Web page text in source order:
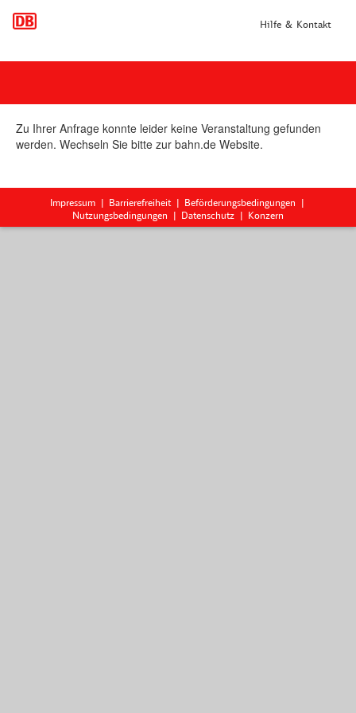
Hilfe & Kontakt
Zu Ihrer Anfrage konnte leider keine Veranstaltung gefunden
werden. Wechseln Sie bitte zur bahn.de Website.
Impressum Barrierefreiheit
Beförderungsbedingungen
Nutzungsbedingungen
Datenschutz Konzern